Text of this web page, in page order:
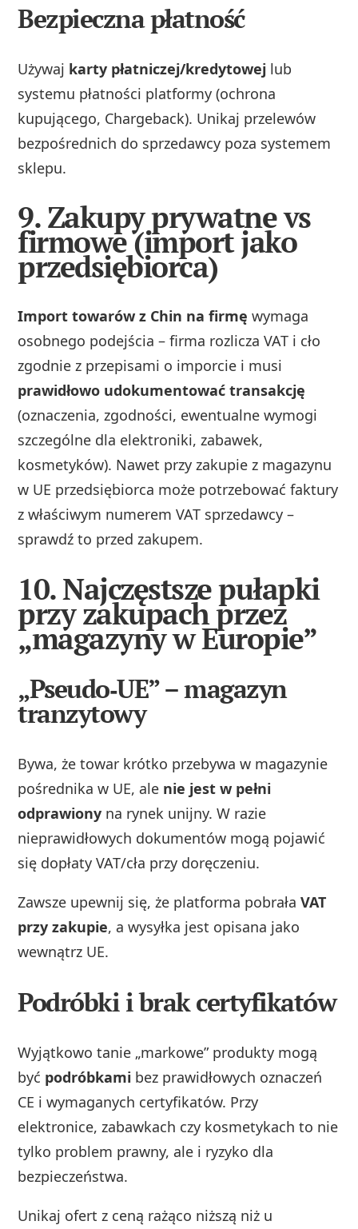
Bezpieczna płatność
Używaj karty płatniczej/kredytowej lub
systemu płatności platformy (ochrona
kupującego, Chargeback). Unikaj przelewów
bezpośrednich do sprzedawcy poza systemem
sklepu.
9. Zakupy prywatne vs
firmowe (import jako
przedsiębiorca)
Import towarów z Chin na firmę wymaga
osobnego podejścia – firma rozlicza VAT i cło
zgodnie z przepisami o imporcie i musi
prawidłowo udokumentować transakcję
(oznaczenia, zgodności, ewentualne wymogi
szczególne dla elektroniki, zabawek,
kosmetyków). Nawet przy zakupie z magazynu
w UE przedsiębiorca może potrzebować faktury
z właściwym numerem VAT sprzedawcy –
sprawdź to przed zakupem.
10. Najczęstsze pułapki
przy zakupach przez
„magazyny w Europie”
„Pseudo‑UE” – magazyn
tranzytowy
Bywa, że towar krótko przebywa w magazynie
pośrednika w UE, ale nie jest w pełni
odprawiony na rynek unijny. W razie
nieprawidłowych dokumentów mogą pojawić
się dopłaty VAT/cła przy doręczeniu.
Zawsze upewnij się, że platforma pobrałaVAT
przy zakupie, a wysyłka jest opisana jako
wewnątrz UE.
Podróbki i brak certyfikatów
Wyjątkowo tanie „markowe” produkty mogą
być podróbkami bez prawidłowych oznaczeń
CE i wymaganych certyfikatów. Przy
elektronice, zabawkach czy kosmetykach to nie
tylko problem prawny, ale i ryzyko dla
bezpieczeństwa.
Unikaj ofert z ceną rażąco niższą niż u